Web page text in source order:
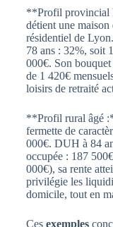
**Profil provincial
détient une maison
résidentiel de
78 ans : 32%, soit
000€. Son
de 1 420€
loisirs de retraité
**Profil rural âgé
fermette de
000€. DUH à 84
occupée : 187
000€), sa rente
privilégie les
domicile, tout en
Ces exemples